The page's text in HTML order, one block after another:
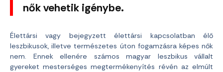
nők vehetik igénybe.
Élettársi vagy bejegyzett élettársi kapcsolatban élő
leszbikusok, illetve természetes úton fogamzásra képes nők
nem. Ennek ellenére számos magyar leszbikus vállalt
gyereket mesterséges megtermékenyítés révén az elmúlt